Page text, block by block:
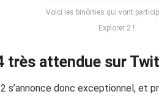
Voici les binômes qui vont
Explorer 2 !
très attendue sur
s’annonce donc exceptionnel, et